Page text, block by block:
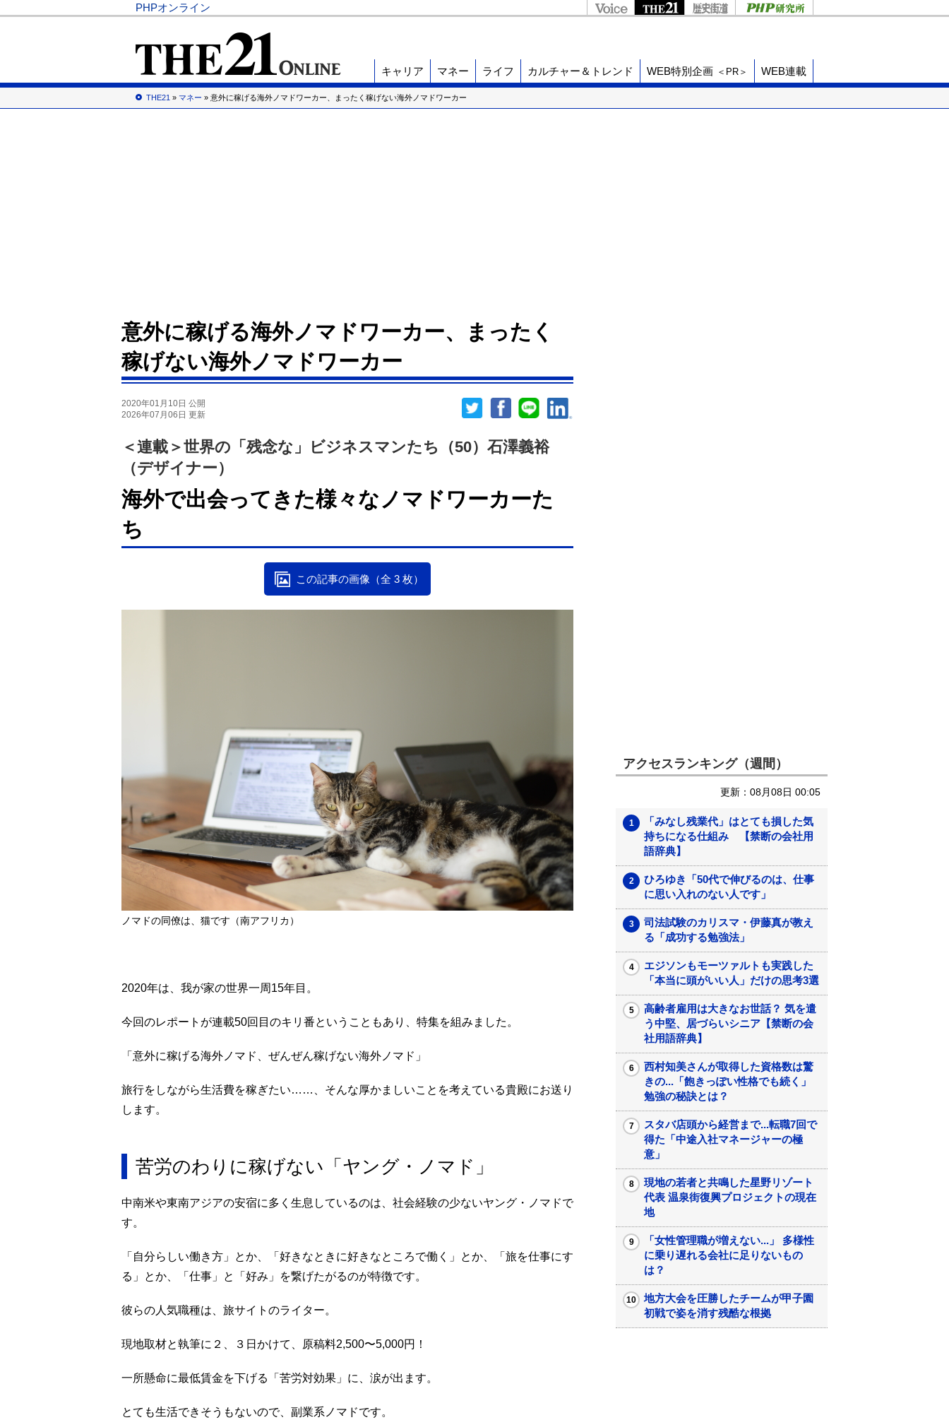
PHPオンライン
キャリア マネー ライフ カルチャー＆トレンド WEB特別企画 ＜PR＞ WEB連載
THE21 » マネー » 意外に稼げる海外ノマドワーカー、まったく稼げない海外ノマドワーカー
意外に稼げる海外ノマドワーカー、まったく
稼げない海外ノマドワーカー
2020年01月10日 公開
2026年07月06日 更新
＜連載＞世界の「残念な」ビジネスマンたち（50）石澤義裕
（デザイナー）
海外で出会ってきた様々なノマドワーカーた
ち
この記事の画像（全 3 枚）
ノマドの同僚は、猫です（南アフリカ）
2020年は、我が家の世界一周15年目。
今回のレポートが連載50回目のキリ番ということもあり、特集を組みました。
「意外に稼げる海外ノマド、ぜんぜん稼げない海外ノマド」
旅行をしながら生活費を稼ぎたい……、そんな厚かましいことを考えている貴殿にお送り
します。
苦労のわりに稼げない「ヤング・ノマド」
中南米や東南アジアの安宿に多く生息しているのは、社会経験の少ないヤング・ノマドで
す。
「自分らしい働き方」とか、「好きなときに好きなところで働く」とか、「旅を仕事にす
る」とか、「仕事」と「好み」を繋げたがるのが特徴です。
彼らの人気職種は、旅サイトのライター。
現地取材と執筆に２、３日かけて、原稿料2,500〜5,000円！
一所懸命に最低賃金を下げる「苦労対効果」に、涙が出ます。
とても生活できそうもないので、副業系ノマドです。
アクセスランキング（週間）
更新：08月08日 00:05
「みなし残業代」はとても損した気
持ちになる仕組み 【禁断の会社用
語辞典】
ひろゆき「50代で伸びるのは、仕事
に思い入れのない人です」
司法試験のカリスマ・伊藤真が教え
る「成功する勉強法」
エジソンもモーツァルトも実践した
「本当に頭がいい人」だけの思考3選
高齢者雇用は大きなお世話？ 気を遣
う中堅、居づらいシニア【禁断の会
社用語辞典】
西村知美さんが取得した資格数は驚
きの...「飽きっぽい性格でも続く」
勉強の秘訣とは？
スタバ店頭から経営まで...転職7回で
得た「中途入社マネージャーの極
意」
現地の若者と共鳴した星野リゾート
代表 温泉街復興プロジェクトの現在
地
「女性管理職が増えない...」 多様性
に乗り遅れる会社に足りないもの
は？
地方大会を圧勝したチームが甲子園
初戦で姿を消す残酷な根拠